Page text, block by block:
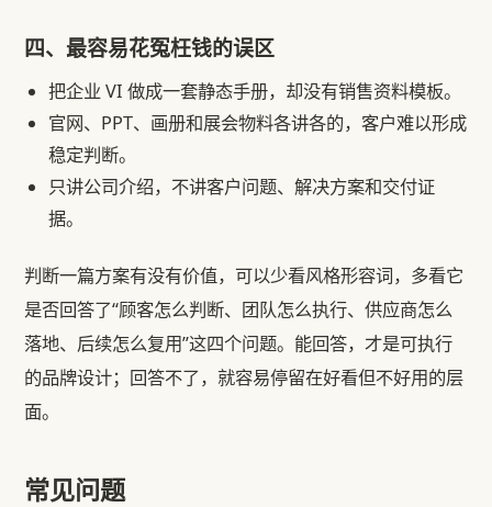
四、最容易花冤枉钱的误区
把企业 VI 做成一套静态手册，却没有销售资料模板。
官网、PPT、画册和展会物料各讲各的，客户难以形成
稳定判断。
只讲公司介绍，不讲客户问题、解决方案和交付证
据。
判断一篇方案有没有价值，可以少看风格形容词，多看它
是否回答了“顾客怎么判断、团队怎么执行、供应商怎么
落地、后续怎么复用”这四个问题。能回答，才是可执行
的品牌设计；回答不了，就容易停留在好看但不好用的层
面。
常见问题